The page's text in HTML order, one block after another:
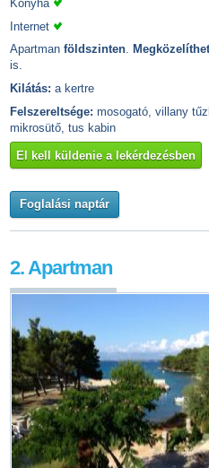
Konyha
Internet
Apartman földszinten.
is.
Kilátás: a kertre
Felszereltsége: mosogató, villany
mikrosütő, tus kabin
El kell küldenie a lekérdezésben
Foglalási naptár
2. Apartman